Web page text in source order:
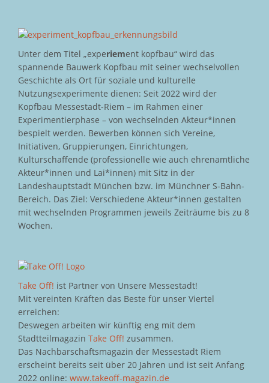
Unter dem Titel „experiement kopfbau“ wird das
spannende Bauwerk Kopfbau mit seiner wechselvollen
Geschichte als Ort für soziale und kulturelle
Nutzungsexperimente dienen: Seit 2022 wird der
Kopfbau Messestadt-Riem – im Rahmen einer
Experimentierphase – von wechselnden Akteur*innen
bespielt werden. Bewerben können sich Vereine,
Initiativen, Gruppierungen, Einrichtungen,
Kulturschaffende (professionelle wie auch ehrenamtliche
Akteur*innen und Lai*innen) mit Sitz in der
Landeshauptstadt München bzw. im Münchner S-Bahn-
Bereich. Das Ziel: Verschiedene Akteur*innen gestalten
mit wechselnden Programmen jeweils Zeiträume bis zu 8
Wochen.
Take Off! ist Partner von Unsere Messestadt!
Mit vereinten Kräften das Beste für unser Viertel
erreichen:
Deswegen arbeiten wir künftig eng mit dem
Stadtteilmagazin Take Off! zusammen.
Das Nachbarschaftsmagazin der Messestadt Riem
erscheint bereits seit über 20 Jahren und ist seit Anfang
2022 online: www.takeoff-magazin.de